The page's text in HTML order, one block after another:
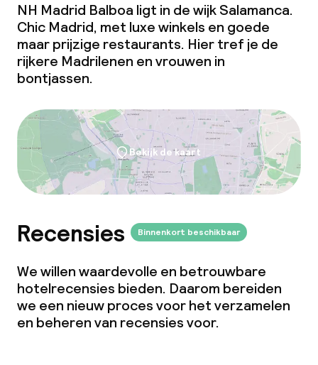
NH Madrid Balboa ligt in de wijk Salamanca.
Chic Madrid, met luxe winkels en goede
maar prijzige restaurants. Hier tref je de
rijkere Madrilenen en vrouwen in
bontjassen.
Bekijk de kaart
Recensies Binnenkort beschikbaar
We willen waardevolle en betrouwbare
hotelrecensies bieden. Daarom bereiden
we een nieuw proces voor het verzamelen
en beheren van recensies voor.